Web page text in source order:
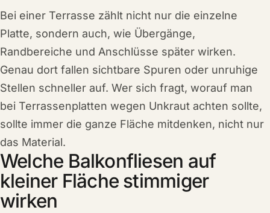
Bei einer Terrasse zählt nicht nur die einzelne
Platte, sondern auch, wie Übergänge,
Randbereiche und Anschlüsse später wirken.
Genau dort fallen sichtbare Spuren oder unruhige
Stellen schneller auf. Wer sich fragt, worauf man
bei Terrassenplatten wegen Unkraut achten sollte,
sollte immer die ganze Fläche mitdenken, nicht nur
das Material.
Welche Balkonfliesen auf
kleiner Fläche stimmiger
wirken